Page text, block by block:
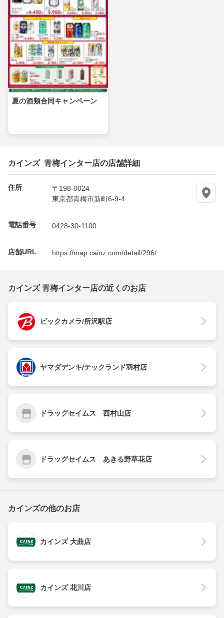
夏の酒類合同キャンペーン
カインズ 青梅インター店の店舗詳細
住所
〒198-0024
東京都青梅市新町6-9-4
電話番号 0428-30-1100
店舗URL https://map.cainz.com/detail/296/
カインズ 青梅インター店の近くのお店
ビックカメラ/所沢駅店
ヤマダデンキ/テックランド羽村店
ドラッグセイムス 西村山店
ドラッグセイムス あきる野草花店
カインズの他のお店
カインズ 大曲店
カインズ 花川店